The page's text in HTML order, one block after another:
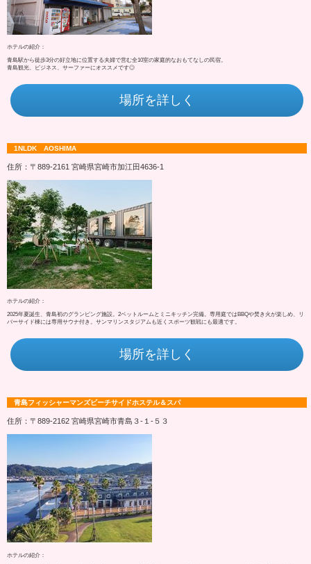
ホテルの紹介：
青島駅から徒歩3分の好立地に位置する夫婦で営む全10室の家庭的なおもてなしの民宿。
青島観光、ビジネス、サーファーにオススメです◎
場所を詳しく
1NLDK AOSHIMA
住所：〒889-2161 宮崎県宮崎市加江田4636‐1
ホテルの紹介：
2025年夏誕生、青島初のグランピング施設。2ベットルームとミニキッチン完備。専用庭ではBBQや焚き火が楽しめ、リ
バーサイド棟には専用サウナ付き。サンマリンスタジアムも近くスポーツ観戦にも最適です。
場所を詳しく
青島フィッシャーマンズビーチサイドホステル＆スパ
住所：〒889-2162 宮崎県宮崎市青島３‐１‐５３
ホテルの紹介：